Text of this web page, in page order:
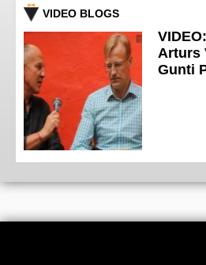
VIDEO BLOGS
Arturs
Gunti